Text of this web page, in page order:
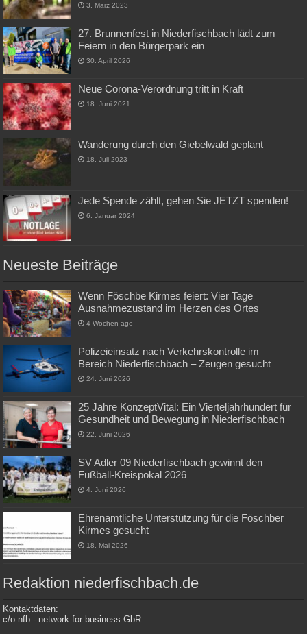
3. März 2023
27. Brunnenfest in Niederfischbach lädt zum
Feiern in den Bürgerpark ein
30. April 2026
Neue Corona-Verordnung tritt in Kraft
18. Juni 2021
Wanderung durch den Giebelwald geplant
18. Juli 2023
Jede Spende zählt, gehen Sie JETZT spenden!
6. Januar 2024
Neueste Beiträge
Wenn Föschbe Kirmes feiert: Vier Tage
Ausnahmezustand im Herzen des Ortes
4 Wochen ago
Polizeieinsatz nach Verkehrskontrolle im
Bereich Niederfischbach – Zeugen gesucht
24. Juni 2026
25 Jahre KonzeptVital: Ein Vierteljahrhundert für
Gesundheit und Bewegung in Niederfischbach
22. Juni 2026
SV Adler 09 Niederfischbach gewinnt den
Fußball-Kreispokal 2026
4. Juni 2026
Ehrenamtliche Unterstützung für die Föschber
Kirmes gesucht
18. Mai 2026
Redaktion niederfischbach.de
Kontaktdaten:
c/o nfb - network for business GbR